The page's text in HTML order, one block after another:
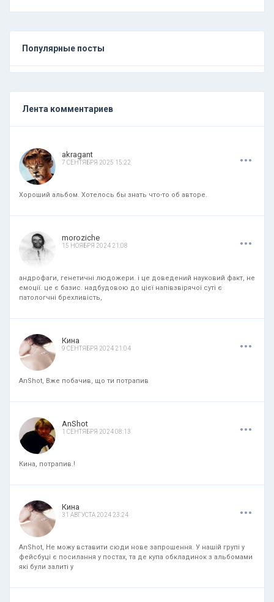
Популярные посты
Лента комментариев
akragant
7 СЕНТЯБРЯ 2025 15:22 ...
Хороший альбом. Хотелось бы знать что-то об авторе.
moroziche
15 НОЯБРЯ 2024 21:08 ...
андрофаги, генетичні людожери. і це доведений науковий факт, не
емоції. це є базис. надбудовою до цієї напівзвірячої суті є
патологчні брехливість,
Кина
9 СЕНТЯБРЯ 2024 21:04 ...
AnShot, Вже побачив, що ти потрапив
AnShot
1 СЕНТЯБРЯ 2024 08:13 ...
Кина, потрапив.!
Кина
31 АВГУСТА 2024 23:24 ...
AnShot, Не можу вставити сюди нове запрошення. У нашій групі у
фейсбуці є посилання у постах, та де купа обкладинок з альбомами
які були залиті у